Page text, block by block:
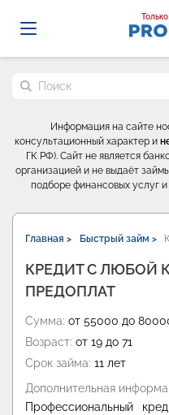
Probrokery -
Поиск по сайту
Информация на сайте
консультационный характер и
ГК РФ). Сайт не является
организацией и не выдаёт
подборе финансовых услуг
Главная > Быстрый займ >
КРЕДИТ С ЛЮБОЙ
ПРЕДОПЛАТ
Сумма: от 55000 до
Возраст: от 19 до 71
Срок займа: 11 лет
Дополнительная
Профессиональный